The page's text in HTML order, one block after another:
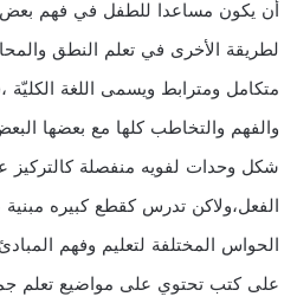
أن يكون مساعدا للطفل في فهم بعض
لطريقة الأخرى في تعلم النطق
متكامل ومترابط ويسمى اللغة الكليّة
والفهم والتخاطب كلها مع بعضها
شكل وحدات لفويه منفصلة كالتركيز
الفعل،ولاكن تدرس كقطع كبيره
الحواس المختلفة لتعليم وفهم
على كتب تحتوي على مواضيع تعلم